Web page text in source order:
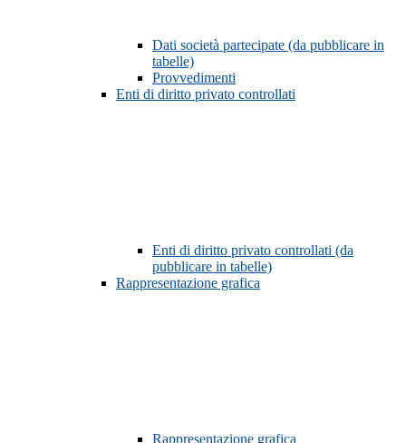
Dati società partecipate (da pubblicare in
tabelle)
Provvedimenti
Enti di diritto privato controllati
Enti di diritto privato controllati (da
pubblicare in tabelle)
Rappresentazione grafica
Rappresentazione grafica